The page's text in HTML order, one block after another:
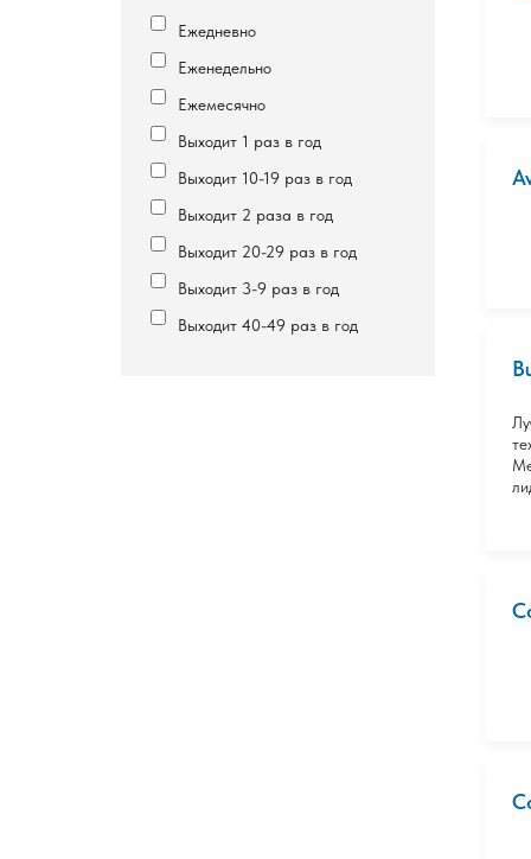
Ежедневно
Еженедельно
Ежемесячно
Выходит 1 раз в год
Выходит 10-19 раз в год
Выходит 2 раза в год
Выходит 20-29 раз в год
Выходит 3-9 раз в год
Выходит 40-49 раз в год